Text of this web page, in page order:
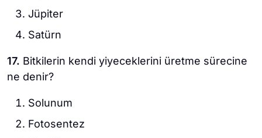
Jüpiter
Satürn
17. Bitkilerin kendi yiyeceklerini üretme sürecine
ne denir?
Solunum
Fotosentez